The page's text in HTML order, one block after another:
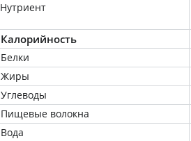
Нутриент
Калорийность
Белки
Жиры
Углеводы
Пищевые волокна
Вода